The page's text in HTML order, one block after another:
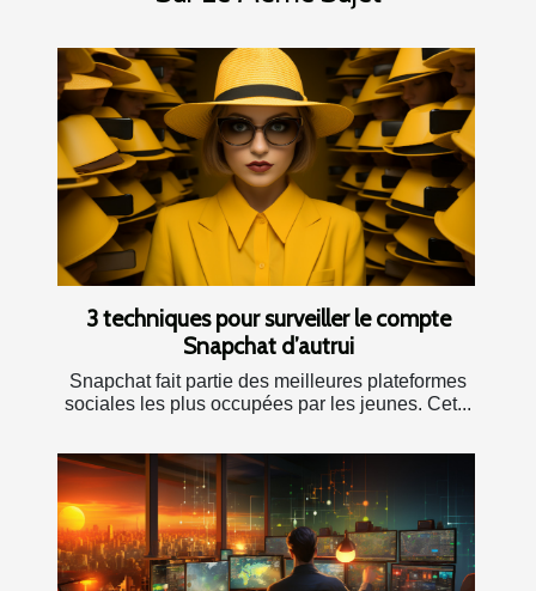
3 techniques pour surveiller le compte
Snapchat d’autrui
Snapchat fait partie des meilleures plateformes
sociales les plus occupées par les jeunes. Cet...